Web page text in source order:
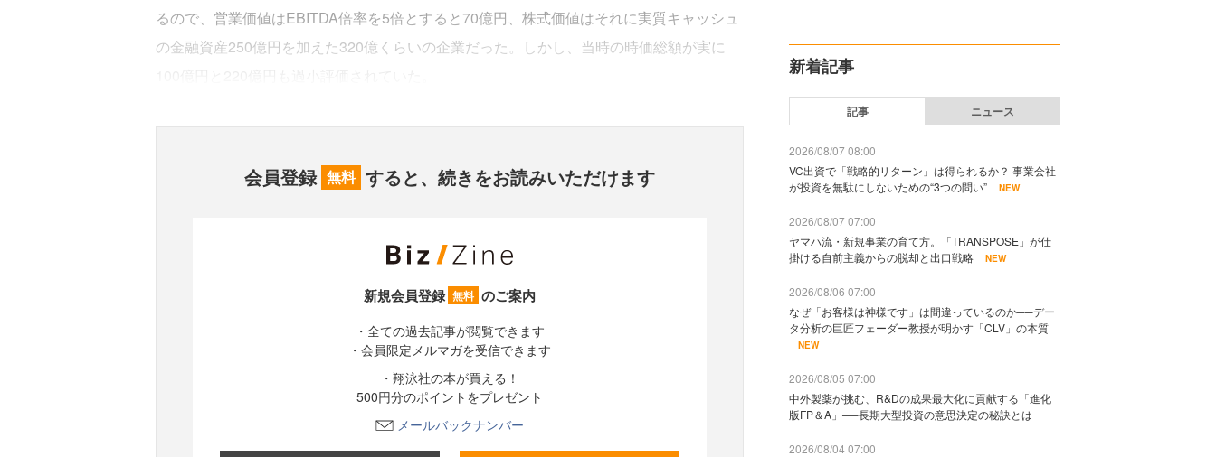
るので、営業価値はEBITDA倍率を5倍とすると70億円、株式価値はそれに実質キャッシュ
の金融資産250億円を加えた320億くらいの企業だった。しかし、当時の時価総額が実に
会員登録 無料 すると、続きをお読みいただけます
新規会員登録 無料 のご案内
・全ての過去記事が閲覧できます
・会員限定メルマガを受信できます
・翔泳社の本が買える！
500円分のポイントをプレゼント
メールバックナンバー
新着記事
記事 ニュース
2026/08/07 08:00
VC出資で「戦略的リターン」は得られるか？ 事業会社
が投資を無駄にしないための“3つの問い”
NEW
2026/08/07 07:00
ヤマハ流・新規事業の育て方。「TRANSPOSE」が仕
掛ける自前主義からの脱却と出口戦略
NEW
2026/08/06 07:00
なぜ「お客様は神様です」は間違っているのか──デー
タ分析の巨匠フェーダー教授が明かす「CLV」の本質
NEW
2026/08/05 07:00
中外製薬が挑む、R&Dの成果最大化に貢献する「進化
版FP＆A」──長期大型投資の意思決定の秘訣とは
2026/08/04 07:00